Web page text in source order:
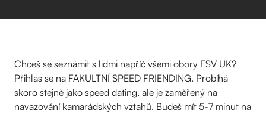
Chceš se seznámit s lidmi napříč všemi obory FSV UK?
Přihlas se na FAKULTNÍ SPEED FRIENDING. Probíhá
skoro stejně jako speed dating, ale je zaměřený na
navazování kamarádských vztahů. Budeš mít 5-7 minut na